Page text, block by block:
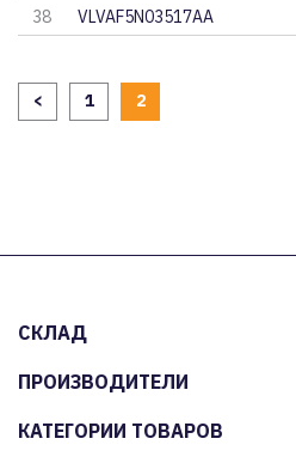
38
VLVAF5N03517AA
< 1 2
СКЛАД
ПРОИЗВОДИТЕЛИ
КАТЕГОРИИ ТОВАРОВ